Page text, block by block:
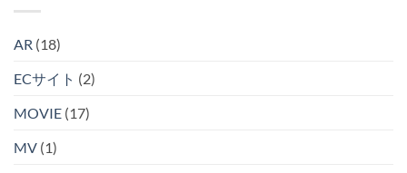
AR (18)
ECサイト (2)
MOVIE (17)
MV (1)